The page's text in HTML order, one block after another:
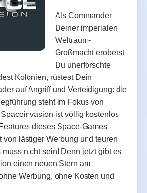
Als Commander
Deiner imperialen
Weltraum-
Großmacht eroberst
Du unerforschte
Kolonien, rüstest Dein
auf Angriff und Verteidigung: die
steht im Fokus von
ist völlig kostenlos
dieses Space-Games
von lästiger Werbung und teuren
muss nicht sein! Denn jetzt gibt es
einen neuen Stern am
Werbung, ohne Kosten und